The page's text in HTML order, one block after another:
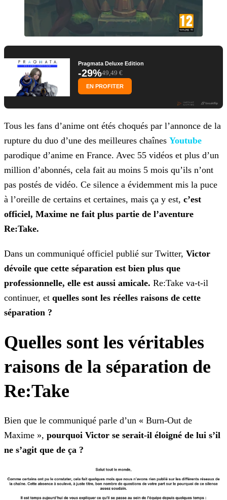
Pragmata Deluxe Edition
-29%49,49 €
EN PROFITER
Tous les fans d’anime ont étés choqués par l’annonce de la
rupture du duo d’une des meilleures chaînes Youtube
parodique d’anime en France. Avec 55 vidéos et plus d’un
million d’abonnés, cela fait au moins 5 mois qu’ils n’ont
pas postés de vidéo. Ce silence a évidemment mis la puce
à l’oreille de certains et certaines, mais ça y est, c’est
officiel, Maxime ne fait plus partie de l’aventure
Re:Take.
Dans un communiqué officiel publié sur Twitter, Victor
dévoile que cette séparation est bien plus que
professionnelle, elle est aussi amicale. Re:Take va-t-il
continuer, et quelles sont les réelles raisons de cette
séparation ?
Quelles sont les véritables
raisons de la séparation de
Re:Take
Bien que le communiqué parle d’un « Burn-Out de
Maxime », pourquoi Victor se serait-il éloigné de lui s’il
ne s’agit que de ça ?